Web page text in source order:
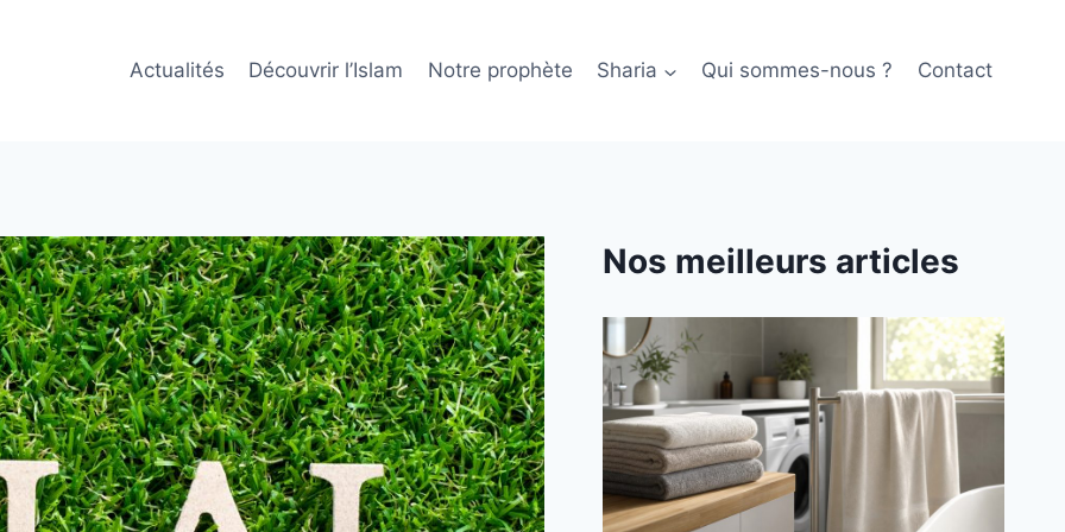
Actualités Découvrir l’Islam Notre prophète Sharia Qui sommes-nous ? Contact
Nos meilleurs articles